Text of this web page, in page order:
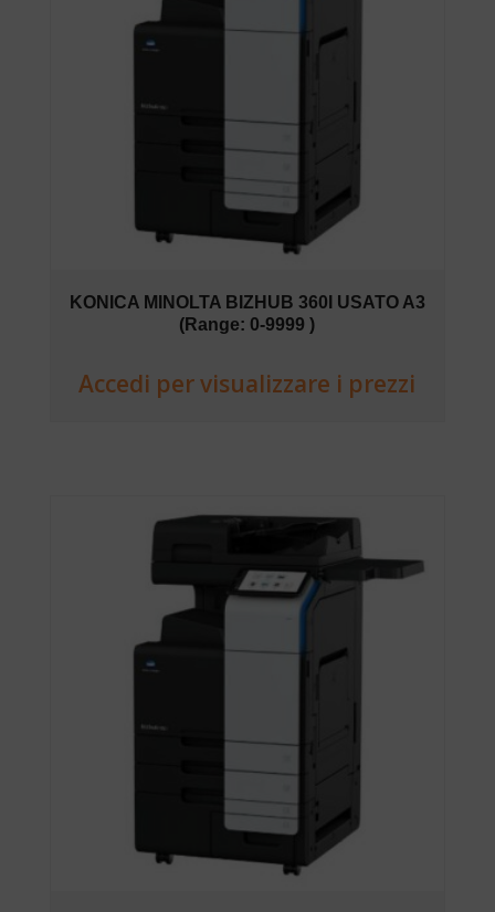
KONICA MINOLTA BIZHUB 360I USATO A3
(Range: 0-9999 )
Accedi per visualizzare i prezzi